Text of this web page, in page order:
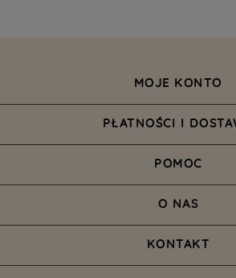
MOJE KONTO
PŁATNOŚCI I
POMOC
O NAS
KONTAKT